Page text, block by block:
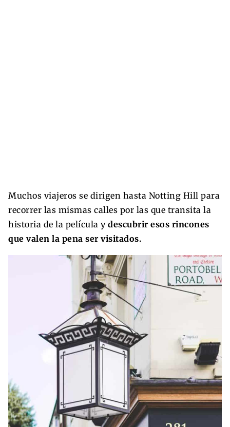
Muchos viajeros se dirigen hasta Notting Hill para
recorrer las mismas calles por las que transita la
historia de la película y descubrir esos rincones
que valen la pena ser visitados.